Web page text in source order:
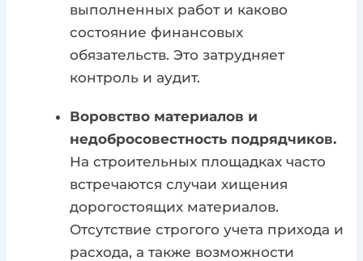
выполненных работ и каково
состояние финансовых
обязательств. Это затрудняет
контроль и аудит.
Воровство материалов и
недобросовестность подрядчиков.
На строительных площадках часто
встречаются случаи хищения
дорогостоящих материалов.
Отсутствие строгого учета прихода и
расхода, а также возможности